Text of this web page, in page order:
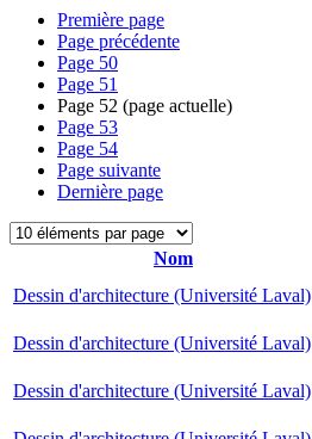
Première page
Page précédente
Page 50
Page 51
Page 52 (page actuelle)
Page 53
Page 54
Page suivante
Dernière page
Nom
Dessin d'architecture (Université Laval)
Dessin d'architecture (Université Laval)
Dessin d'architecture (Université Laval)